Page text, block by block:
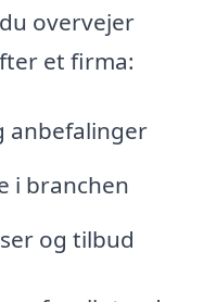
overvejer
et firma:
anbefalinger
i branchen
og tilbud